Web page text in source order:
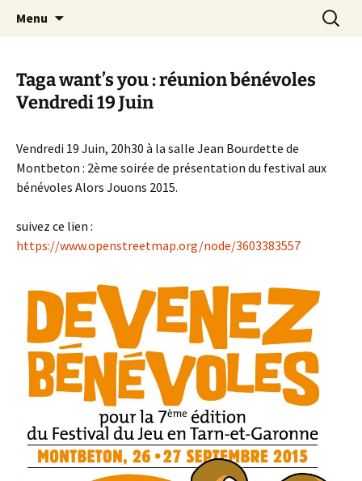
Alors…Jouons !
Festival du jeu en Tarn-et-Garonne
Menu
Taga want’s you : réunion bénévoles
Vendredi 19 Juin
Vendredi 19 Juin, 20h30 à la salle Jean Bourdette de
Montbeton : 2ème soirée de présentation du festival aux
bénévoles Alors Jouons 2015.
suivez ce lien :
https://www.openstreetmap.org/node/3603383557